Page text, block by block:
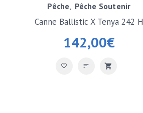
Pêche Pêche Soutenir
142,00€
Canne Ballistic X Tenya 242 H